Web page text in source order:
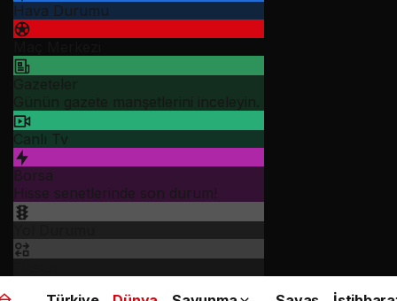
Hava Durumu
Gazeteler
Günün gazete manşetlerini inceleyin.
Canlı Tv
Borsa
Hisse senetlerinde son durum!